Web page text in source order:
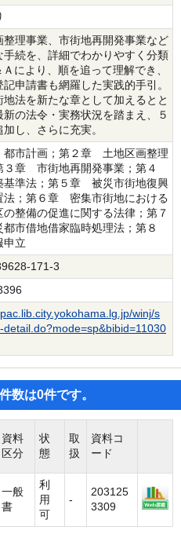
整理事業、市街地再開発事業など
手続を、詳細でわかりやすく分類
Ａにより、順を追って理解でき、
記申請書も網羅した実践的手引。
地法を新たな章として加えるとと
新の法令・実務状況を踏まえ、５
加し、さらに充実。
市計画；第２章 土地区画整理
３章 市街地再開発事業；第４
準法；第５章 被災市街地復興
法；第６章 密集市街地における
の整備の促進に関する法律；第７
市借地借家臨時処理法；第８
立
171-3
winj/s
detail.do?mode=sp&bibid=11030
数は0件です。
資料
区分
状
態
取
扱
資料コ
ード
一般
書
利
用
可
-
203125
3309